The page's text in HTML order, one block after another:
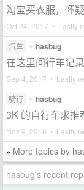
淘宝买衣服，怀
Oct 24, 2017 • Lastly
汽车 • hasbug
在这里问行车记
Sep 4, 2017 • Lastly
骑行 • hasbug
3K 的自行车求推
Nov 9, 2016 • Lastly
» More topics by
hasbug's recent